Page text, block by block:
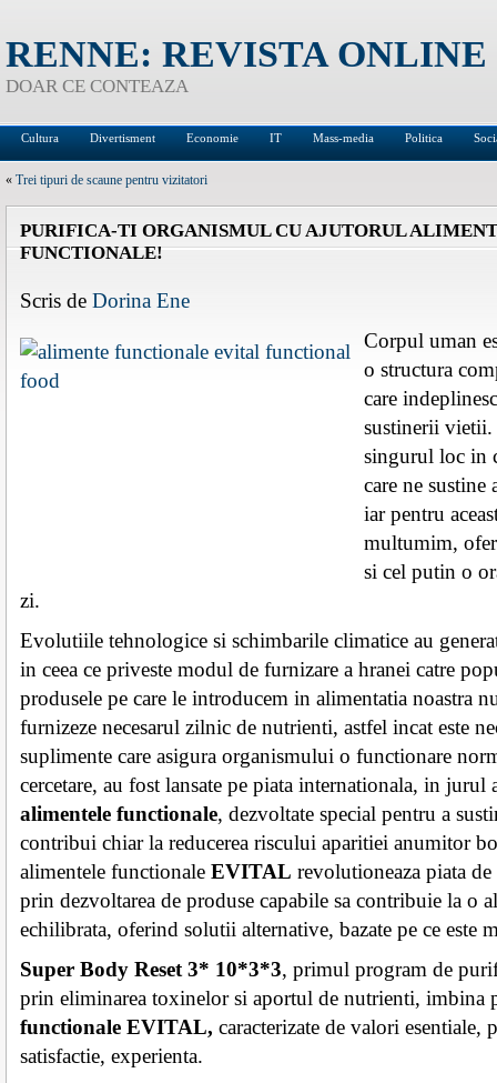
RENNE: REVISTA ONLINE
DOAR CE CONTEAZA
Cultura Divertisment Economie IT Mass-media Politica
« Trei tipuri de scaune pentru vizitatori
PURIFICA-TI ORGANISMUL CU AJUTORUL
FUNCTIONALE!
Scris de Dorina Ene
Corpul uman
o structura
care
sustinerii
singurul loc in
care ne
iar pentru
multumim,
si cel putin o
zi.
Evolutiile tehnologice si schimbarile climatice au
in ceea ce priveste modul de furnizare a hranei catre
produsele pe care le introducem in alimentatia noastra
furnizeze necesarul zilnic de nutrienti, astfel incat este
suplimente care asigura organismului o functionare
cercetare, au fost lansate pe piata internationala, in
alimentele functionale, dezvoltate special pentru a
contribui chiar la reducerea riscului aparitiei anumitor
alimentele functionale EVITAL revolutioneaza piata
prin dezvoltarea de produse capabile sa contribuie la o
echilibrata, oferind solutii alternative, bazate pe ce este
Super Body Reset 3* 10*3*3, primul program de
prin eliminarea toxinelor si aportul de nutrienti, imbina
functionale EVITAL, caracterizate de valori esentiale,
satisfactie, experienta.